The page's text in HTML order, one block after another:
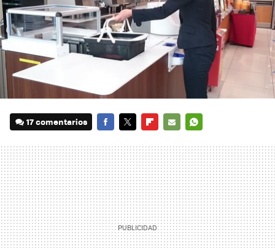
17 comentarios
MAIL